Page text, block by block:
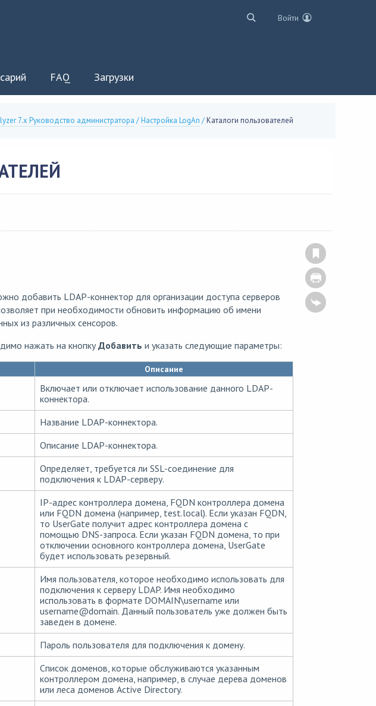
Войти
FAQ Загрузки
7.x Руководство администратора /Настройка LogAn /Каталоги пользователей
добавить LDAP-коннектор для организации доступа серверов
при необходимости обновить информацию об имени
из различных сенсоров.
нажать на кнопкуДобавить и указать следующие параметры:
Описание
Включает или отключает использование данного LDAP-
коннектора.
Название LDAP-коннектора.
Описание LDAP-коннектора.
Определяет, требуется ли SSL-соединение для
подключения к LDAP-серверу.
IP-адрес контроллера домена, FQDN контроллера домена
или FQDN домена (например, test.local). Если указан FQDN,
то UserGate получит адрес контроллера домена с
помощью DNS-запроса. Если указан FQDN домена, то при
отключении основного контроллера домена, UserGate
будет использовать резервный.
Имя пользователя, которое необходимо использовать для
подключения к серверу LDAP. Имя необходимо
использовать в формате DOMAIN\username или
username@domain. Данный пользователь уже должен быть
заведен в домене.
Пароль пользователя для подключения к домену.
Список доменов, которые обслуживаются указанным
контроллером домена, например, в случае дерева доменов
или леса доменов Active Directory.